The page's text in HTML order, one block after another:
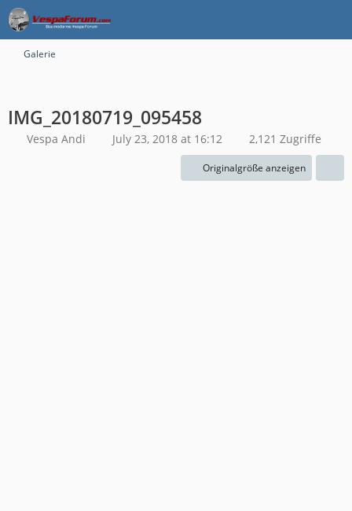
Galerie
IMG_20180719_095458
Vespa Andi July 23, 2018 at 16:12 2,121 Zugriffe
Originalgröße anzeigen